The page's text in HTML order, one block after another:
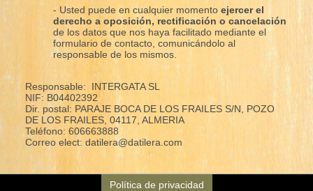
- Usted puede en cualquier momento ejercer el
derecho a oposición, rectificación o cancelación
de los datos que nos haya facilitado mediante el
formulario de contacto, comunicándolo al
responsable de los mismos.
Responsable: INTERGATA SL
NIF: B04402392
Dir. postal: PARAJE BOCA DE LOS FRAILES S/N, POZO
DE LOS FRAILES, 04117, ALMERIA
Teléfono: 606663888
Correo elect: datilera@datilera.com
Política de privacidad